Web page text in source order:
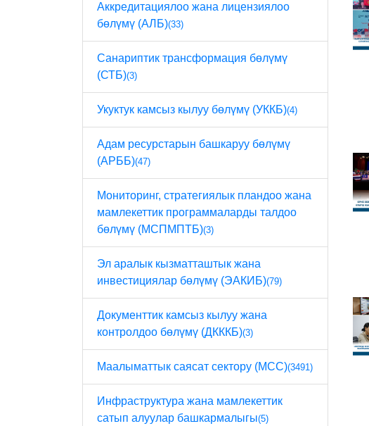
Аккредитациялоо жана лицензиялоо
бөлүмү (АЛБ)(33)
Санариптик трансформация бөлүмү
(СТБ)(3)
Укуктук камсыз кылуу бөлүмү (УККБ)(4)
Адам ресурстарын башкаруу бөлүмү
(АРББ)(47)
Мониторинг, стратегиялык пландоо жана
мамлекеттик программаларды талдоо
бөлүмү (МСПМПТБ)(3)
Эл аралык кызматташтык жана
инвестициялар бөлүмү (ЭАКИБ)(79)
Документтик камсыз кылуу жана
контролдоо бөлүмү (ДКККБ)(3)
Маалыматтык саясат сектору (МСС)(3491)
Инфраструктура жана мамлекеттик
сатып алуулар башкармалыгы(5)